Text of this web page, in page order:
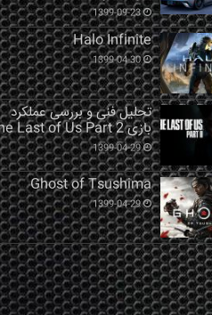
1399-09-23
Halo Infinite
1399-04-30
تحلیل فنی و بررسی عملکرد
بازی The Last of Us Part 2
1399-04-29
Ghost of Tsushima
1399-04-29